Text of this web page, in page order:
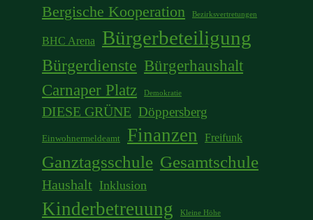
Bergische Kooperation Bezirksvertretungen
BHC Arena Bürgerbeteiligung
Bürgerdienste Bürgerhaushalt
Carnaper Platz
Demokratie
DIESE GRÜNE Döppersberg
Einwohnermeldeamt Finanzen Freifunk
Ganztagsschule Gesamtschule
Haushalt Inklusion
Kinderbetreuung Kleine Höhe